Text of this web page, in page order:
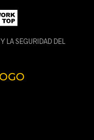
LA SEGURIDAD DEL